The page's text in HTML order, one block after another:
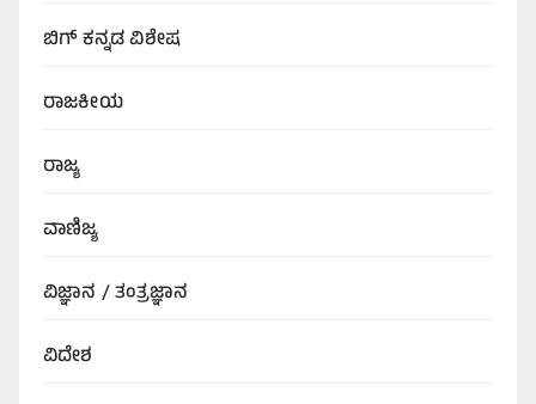
ಬಿಗ್‌ ಕನ್ನಡ ವಿಶೇಷ
ರಾಜಕೀಯ
ರಾಜ್ಯ
ವಾಣಿಜ್ಯ
ವಿಜ್ಞಾನ / ತಂತ್ರಜ್ಞಾನ
ವಿದೇಶ